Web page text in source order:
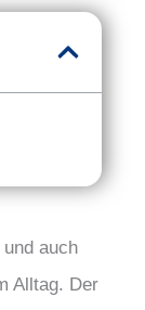
auch
Alltag. Der